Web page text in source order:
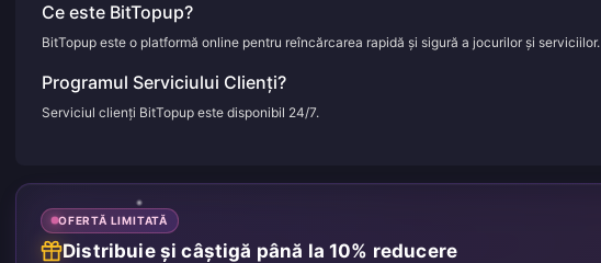
Ce este BitTopup?
BitTopup este o platformă online pentru reîncărcarea rapidă și sigură a jocurilor și serviciilor.
Programul Serviciului Clienți?
Serviciul clienți BitTopup este disponibil 24/7.
OFERTĂ LIMITATĂ
Distribuie și câștigă până la 10% reducere